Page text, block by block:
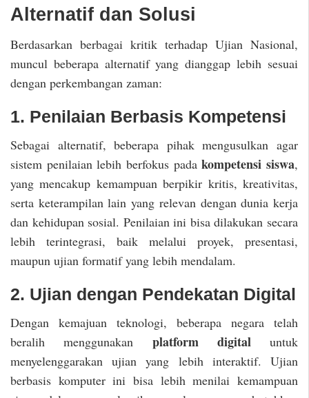
Alternatif dan Solusi
Berdasarkan berbagai kritik terhadap Ujian Nasional,
muncul beberapa alternatif yang dianggap lebih sesuai
dengan perkembangan zaman:
1. Penilaian Berbasis Kompetensi
Sebagai alternatif, beberapa pihak mengusulkan agar
sistem penilaian lebih berfokus padakompetensi siswa,
yang mencakup kemampuan berpikir kritis, kreativitas,
serta keterampilan lain yang relevan dengan dunia kerja
dan kehidupan sosial. Penilaian ini bisa dilakukan secara
lebih terintegrasi, baik melalui proyek, presentasi,
maupun ujian formatif yang lebih mendalam.
2. Ujian dengan Pendekatan Digital
Dengan kemajuan teknologi, beberapa negara telah
beralih menggunakan platform digitaluntuk
menyelenggarakan ujian yang lebih interaktif. Ujian
berbasis komputer ini bisa lebih menilai kemampuan